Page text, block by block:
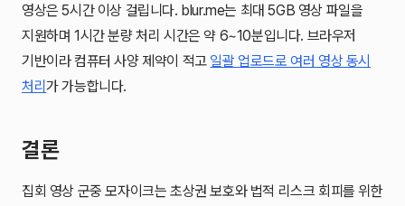
영상은 5시간 이상 걸립니다. blur.me는 최대 5GB 영상 파일을
지원하며 1시간 분량 처리 시간은 약 6~10분입니다. 브라우저
기반이라 컴퓨터 사양 제약이 적고 일괄 업로드로 여러 영상 동시
처리가 가능합니다.
결론
집회 영상 군중 모자이크는 초상권 보호와 법적 리스크 회피를 위한